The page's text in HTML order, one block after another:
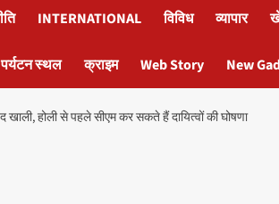
INTERNATIONAL विविध व्यापार
पर्यटन स्थल क्राइम Web Story New
होली से पहले सीएम कर सकते हैं दायित्वों की घोषणा